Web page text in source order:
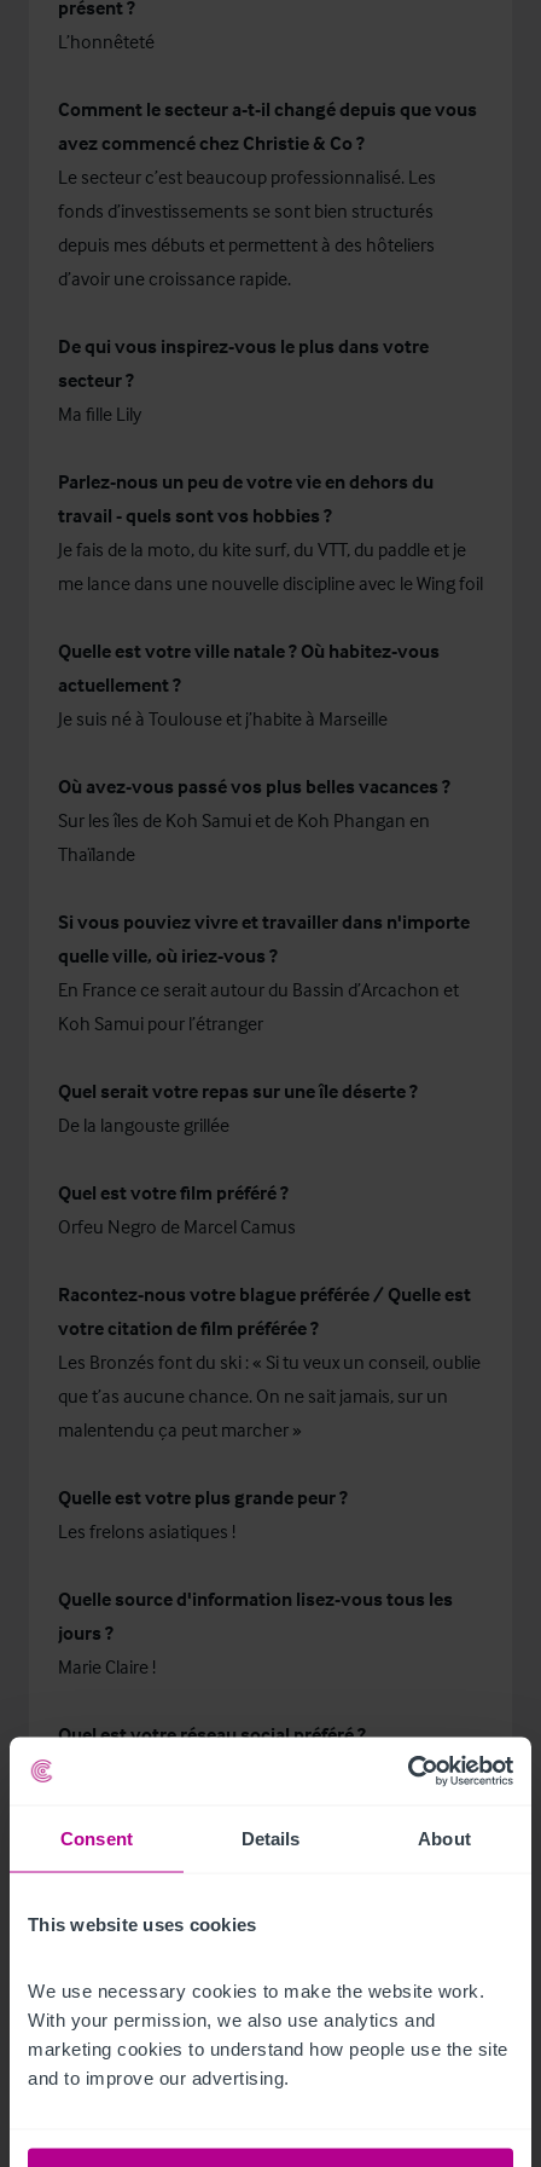
Consent Details About
This website uses cookies
We use necessary cookies to make the website work.
With your permission, we also use analytics and
marketing cookies to understand how people use the site
and to improve our advertising.
présent ?
L’honnêteté
Comment le secteur a-t-il changé depuis que vous
avez commencé chez Christie & Co ?
Le secteur c’est beaucoup professionnalisé. Les
fonds d’investissements se sont bien structurés
depuis mes débuts et permettent à des hôteliers
d’avoir une croissance rapide.
De qui vous inspirez-vous le plus dans votre
secteur ?
Ma fille Lily
Parlez-nous un peu de votre vie en dehors du
travail - quels sont vos hobbies ?
Je fais de la moto, du kite surf, du VTT, du paddle et je
me lance dans une nouvelle discipline avec le Wing foil
Quelle est votre ville natale ? Où habitez-vous
actuellement ?
Je suis né à Toulouse et j’habite à Marseille
Où avez-vous passé vos plus belles vacances ?
Sur les îles de Koh Samui et de Koh Phangan en
Thaïlande
Si vous pouviez vivre et travailler dans n'importe
quelle ville, où iriez-vous ?
En France ce serait autour du Bassin d’Arcachon et
Koh Samui pour l’étranger
Quel serait votre repas sur une île déserte ?
De la langouste grillée
Quel est votre film préféré ?
Orfeu Negro de Marcel Camus
Racontez-nous votre blague préférée / Quelle est
votre citation de film préférée ?
Les Bronzés font du ski : « Si tu veux un conseil, oublie
que t’as aucune chance. On ne sait jamais, sur un
malentendu ça peut marcher »
Quelle est votre plus grande peur ?
Les frelons asiatiques !
Quelle source d'information lisez-vous tous les
jours ?
Marie Claire !
Quel est votre réseau social préféré ?